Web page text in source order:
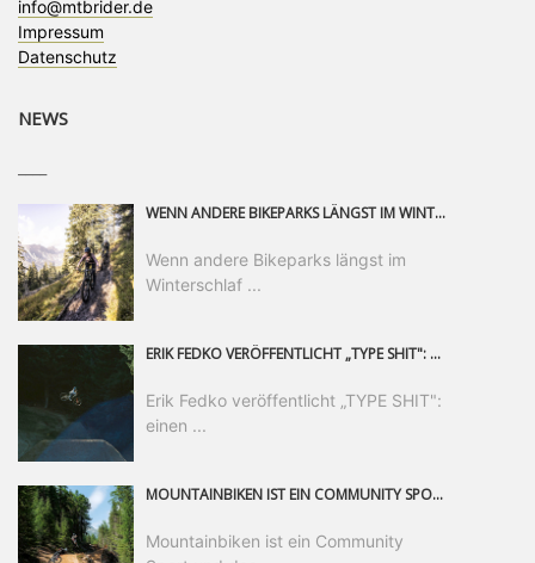
info@mtbrider.de
Impressum
Datenschutz
NEWS
WENN ANDERE BIKEPARKS LÄNGST IM WINTERSCHLAF SIND, IST MAN IN SAALFELDEN LEOGANG IMMER NOCH AM MOUNTAINBIKEN. IST DER HERBST DIE SCHÖNSTE ZEIT DES JAHRES? AUF DEN TRAILS RUND UM SAALFELDEN LEOGANG UND IM EPIC BIKEPARK LEOGANG IST ER DAS AUF JEDEN FALL – UND DIE GEFÜHLT DIE LÄNGSTE NOCH DAZU. NOCH BIS MINDESTENS 8. NOVEMBER STEHT DAS PINZGAUER MOUNTAINBIKE-PARADIES ALLEN RIDERN OFFEN, DIE EINFACH NICHT GENUG KRIEGEN KÖNNEN. DABEI HÄLT DIE GOLDENE JAHRESZEIT IN SAALFELDEN LEOGANG WEIT MEHR ALS LINES, TRAILS UND HERBSTPANORAMEN BEREIT: MIT DEM BIKE FESTIVAL, VERSCHIEDENEN LADIES SHRED EVENTS UND EINEM DIE GESAMTE SAISON ANDAUERNDEN PHOTO CONTEST ZUM 25-JÄHRIGEN BIKEPARK-JUBILÄUM GIBT ES RUND UM ÖSTERREICHS ÄLTESTEN BIKEPARK EINIGES ZU ERLEBEN.
Wenn andere Bikeparks längst im
Winterschlaf ...
ERIK FEDKO VERÖFFENTLICHT „TYPE SHIT": EINEN 23-MINÜTIGEN MOUNTAINBIKE-FILM, ÜBER DREI JAHRE RUND UM DIE WELT GEDREHT. ZEITGLEICH LAUNCHT ER DIE GLEICHNAMIGE KOLLEKTION SEINER BRAND TYPE. EIN SEGMENT DES FILMS ERSCHEINT SEPARAT AUF RED BULL BIKE.
Erik Fedko veröffentlicht „TYPE SHIT":
einen ...
MOUNTAINBIKEN IST EIN COMMUNITY SPORT UND DAS BEWEIST SICH IN DER BIKE REPUBLIC SÖLDEN GERADE EINDRUCKSVOLL AUF ALLEN LEVELN. FREERIDE PROFI, SHAPERIN UND FRISCH GEWÄHLTE SWATCH NINES MVP VERO SANDLER IST BEGEISTERT VON DER VIELFALT DER BIKE DESTINATION, DER NEUEN JUMPLINE UND PLÄDIERT FÜR MUT BEI (FRAUEN) COMMUNITIES. VERO UND IHR VERLOBTER SAM HODGES VERBRINGEN MEHRERE MONATE IN DER BIKE REPUBLIC UND LASSEN UNS DARAN TEILHABEN. UM COMMUNITY GEHT ES AUCH BEI DER PARTNERSCHAFT ZWISCHEN SÖLDEN UND DEM NEUEN RIDERS PARK DONOVALY IN DER SLOWAKEI: DER DORTIGE TOURISMUSDIREKTOR JIRI PEC IST ÜBERZEUGT: VON MEHR BIKEPARKS PROFITIERT DIE GANZE MTB-SZENE – UND MIT DOMINIK LINSER, GESCHÄFTSFÜHRER DER BRS, HAT ER DAMIT DEN PERFEKTEN PARTNER GEFUNDEN.
Mountainbiken ist ein Community